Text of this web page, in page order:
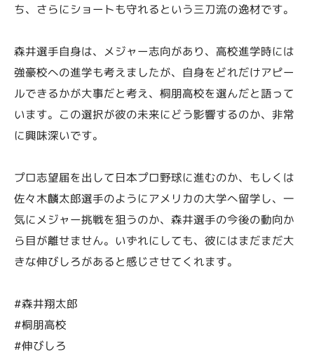
ち、さらにショートも守れるという三刀流の逸材です。
森井選手自身は、メジャー志向があり、高校進学時には
強豪校への進学も考えましたが、自身をどれだけアピー
ルできるかが大事だと考え、桐朋高校を選んだと語って
います。この選択が彼の未来にどう影響するのか、非常
に興味深いです。
プロ志望届を出して日本プロ野球に進むのか、もしくは
佐々木麟太郎選手のようにアメリカの大学へ留学し、一
気にメジャー挑戦を狙うのか、森井選手の今後の動向か
ら目が離せません。いずれにしても、彼にはまだまだ大
きな伸びしろがあると感じさせてくれます。
#森井翔太郎
#桐朋高校
#伸びしろ